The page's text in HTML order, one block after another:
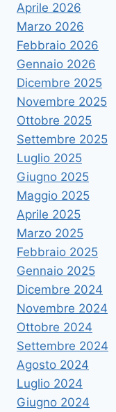
Aprile 2026
Marzo 2026
Febbraio 2026
Gennaio 2026
Dicembre 2025
Novembre 2025
Ottobre 2025
Settembre 2025
Luglio 2025
Giugno 2025
Maggio 2025
Aprile 2025
Marzo 2025
Febbraio 2025
Gennaio 2025
Dicembre 2024
Novembre 2024
Ottobre 2024
Settembre 2024
Agosto 2024
Luglio 2024
Giugno 2024